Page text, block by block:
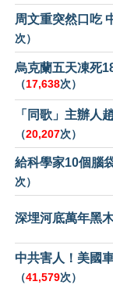
周文重突然口吃
次）
烏克蘭五天凍死
（17,638次）
「同歌」主辦人
（20,207次）
給科學家10個腦
次）
深埋河底萬年黑
中共害人！美國
（41,579次）